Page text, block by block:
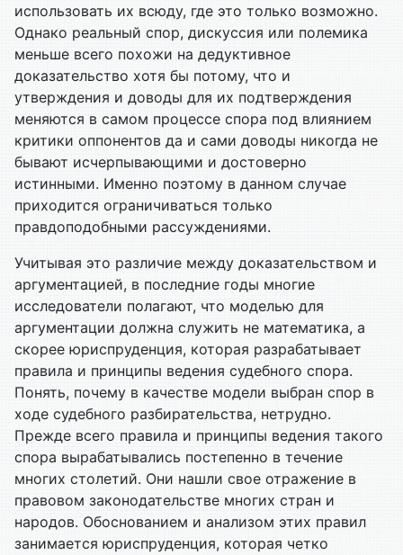
использовать их всюду, где это только возможно.
Однако реальный спор, дискуссия или полемика
меньше всего похожи на дедуктивное
доказательство хотя бы потому, что и
утверждения и доводы для их подтверждения
меняются в самом процессе спора под влиянием
критики оппонентов да и сами доводы никогда не
бывают исчерпывающими и достоверно
истинными. Именно поэтому в данном случае
приходится ограничиваться только
правдоподобными рассуждениями.
Учитывая это различие между доказательством и
аргументацией, в последние годы многие
исследователи полагают, что моделью для
аргументации должна служить не математика, а
скорее юриспруденция, которая разрабатывает
правила и принципы ведения судебного спора.
Понять, почему в качестве модели выбран спор в
ходе судебного разбирательства, нетрудно.
Прежде всего правила и принципы ведения такого
спора вырабатывались постепенно в течение
многих столетий. Они нашли свое отражение в
правовом законодательстве многих стран и
народов. Обоснованием и анализом этих правил
занимается юриспруденция, которая четко